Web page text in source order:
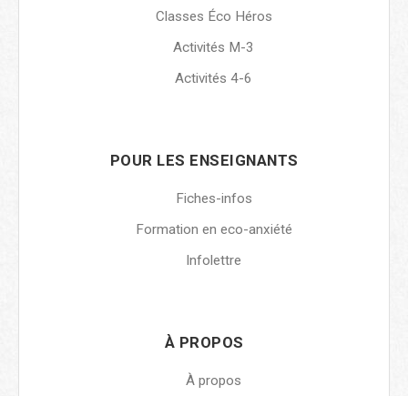
Classes Éco Héros
Activités M-3
Activités 4-6
POUR LES ENSEIGNANTS
Fiches-infos
Formation en eco-anxiété
Infolettre
À PROPOS
À propos